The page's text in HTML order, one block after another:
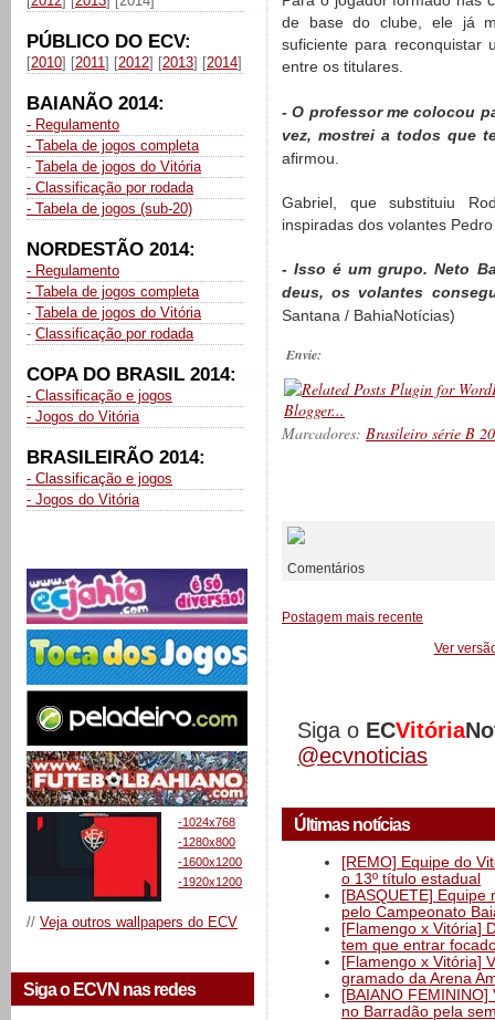
PÚBLICO DO ECV:
[2010] [2011] [2012] [2013] [2014]
BAIANÃO 2014:
- Regulamento
- Tabela de jogos completa
- Tabela de jogos do Vitória
- Classificação por rodada
- Tabela de jogos (sub-20)
NORDESTÃO 2014:
- Regulamento
- Tabela de jogos completa
- Tabela de jogos do Vitória
- Classificação por rodada
COPA DO BRASIL 2014:
- Classificação e jogos
- Jogos do Vitória
BRASILEIRÃO 2014:
- Classificação e jogos
- Jogos do Vitória
-1024x768
-1280x800
-1600x1200
-1920x1200
// Veja outros wallpapers do ECV
Siga o ECVN nas redes
de base do clube, ele já
suficiente para reconquistar
entre os titulares.
- O professor me colocou
vez, mostrei a todos que
afirmou.
Gabriel, que substituiu
inspiradas dos volantes
- Isso é um grupo. Neto
deus, os volantes
Santana / BahiaNotícias)
Envie:
Marcadores: Brasileiro série B
Comentários
Postagem mais recente
Ver
Siga o ECVitória
@ecvnoticias
Últimas notícias
[REMO] Equipe do
o 13º título estadual
[BASQUETE]
pelo Campeonato
[Flamengo x Vitória]
tem que entrar
[Flamengo x Vitória]
gramado da Arena
[BAIANO
no Barradão pela